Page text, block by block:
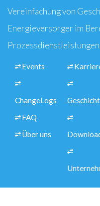
Vereinfachung von
Energieversorger im
Events
ChangeLogs
FAQ
Über uns